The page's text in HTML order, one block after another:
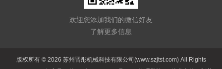
欢迎您添加我们的微信好友
了解更多信息
版权所有 © 2026 苏州晋彤机械科技有限公司(www.szjtst.com) All Rights